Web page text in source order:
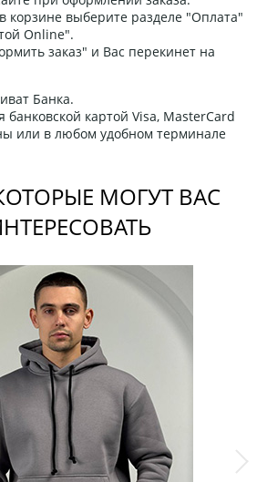
корзине выберите разделе "Оплата"
Online".
заказ" и Вас перекинет на
Банка.
банковской картой Visa, MasterCard
или в любом удобном терминале
МОГУТ ВАС